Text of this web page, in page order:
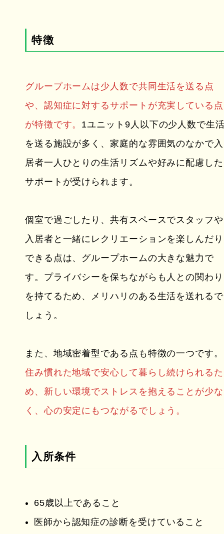
特徴
グループホームは少人数で共同生活を送る点
や、認知症に対するサポートが充実している点
が特徴です。 1ユニット9人以下の少人数で生
を送る施設が多く、家庭的な雰囲気のなかで入
居者一人ひとりの生活リズムや好みに配慮した
サポートが受けられます。
個室で過ごしたり、共有スペースでスタッフや
入居者と一緒にレクリエーションを楽しんだり
できる点は、グループホームの大きな魅力で
す。プライバシーを保ちながらも人との関わり
を持てるため、メリハリのある生活を送れるで
しょう。
また、地域密着型である点も特徴の一つです。
住み慣れた地域で安心して暮らし続けられるた
め、新しい環境でストレスを抱えることが少な
く、心の安定にもつながるでしょう。
入所条件
65歳以上であること
医師から認知症の診断を受けていること